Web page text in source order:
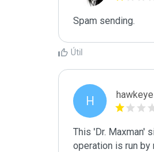
Spam sending.
Útil
H
This 'Dr. Maxman'
operation is run